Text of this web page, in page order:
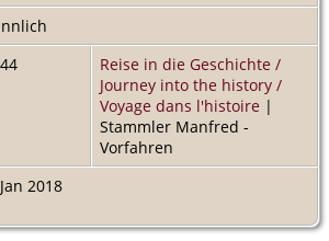
Reise in die Geschichte /
Journey into the history /
Voyage dans l'histoire |
Stammler Manfred -
Vorfahren
2018